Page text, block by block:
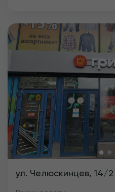
Previous
ул. Челюскинцев, 14/2